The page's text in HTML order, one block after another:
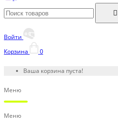
Войти
Корзина
0
Ваша корзина пуста!
Меню
Меню